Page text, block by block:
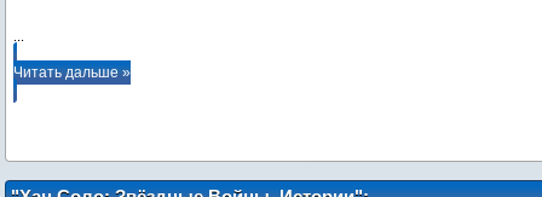
Читать дальше »